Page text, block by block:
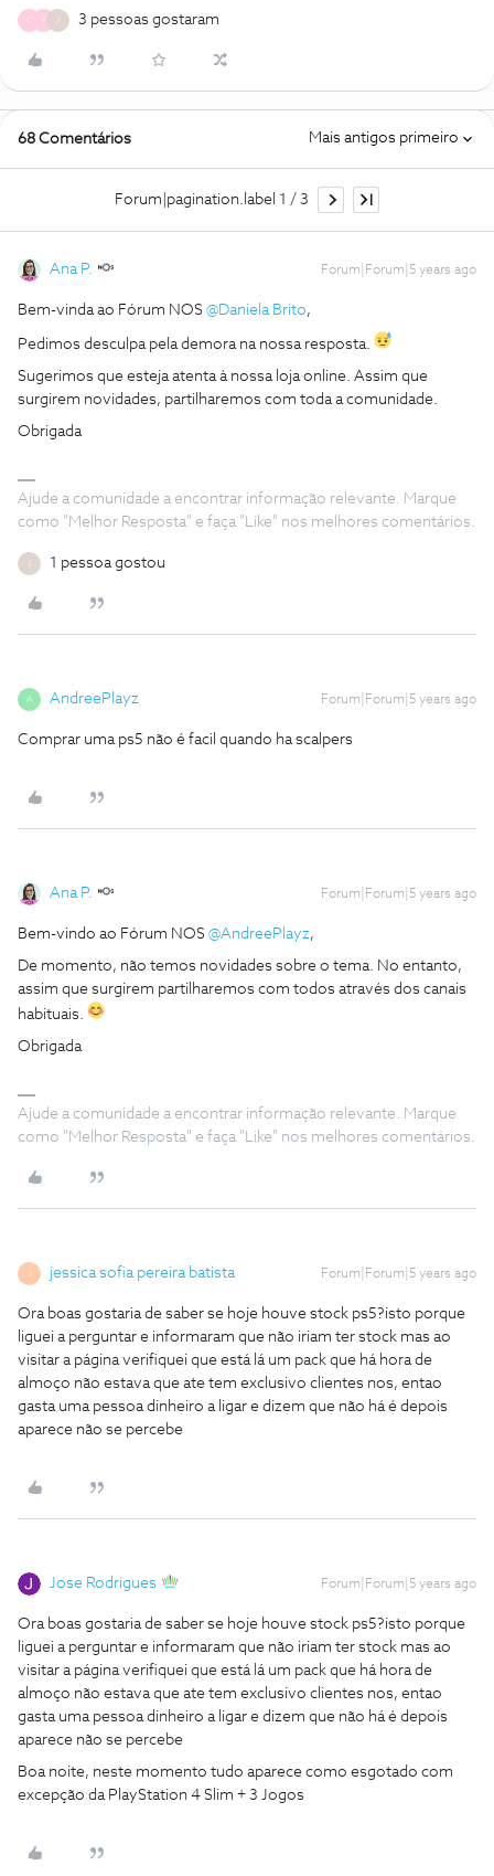
C 3 pessoas gostaram
68 Comentários Mais antigos primeiro
Forum|pagination.label 1 / 3
Ana P. Forum|Forum|5 years ago
Bem-vinda ao Fórum NOS @Daniela Brito,
Pedimos desculpa pela demora na nossa resposta.
Sugerimos que esteja atenta à nossa loja online. Assim que
surgirem novidades, partilharemos com toda a comunidade.
Obrigada
Ajude a comunidade a encontrar informação relevante. Marque
como "Melhor Resposta" e faça "Like" nos melhores comentários.
1 pessoa gostou
A AndreePlayz Forum|Forum|5 years ago
Comprar uma ps5 não é facil quando ha scalpers
Ana P. Forum|Forum|5 years ago
Bem-vindo ao Fórum NOS @AndreePlayz,
De momento, não temos novidades sobre o tema. No entanto,
assim que surgirem partilharemos com todos através dos canais
habituais.
Obrigada
Ajude a comunidade a encontrar informação relevante. Marque
como "Melhor Resposta" e faça "Like" nos melhores comentários.
jessica sofia pereira batista Forum|Forum|5 years ago
Ora boas gostaria de saber se hoje houve stock ps5?isto porque
liguei a perguntar e informaram que não iriam ter stock mas ao
visitar a página verifiquei que está lá um pack que há hora de
almoço não estava que ate tem exclusivo clientes nos, entao
gasta uma pessoa dinheiro a ligar e dizem que não há é depois
aparece não se percebe
Jose Rodrigues Forum|Forum|5 years ago
Ora boas gostaria de saber se hoje houve stock ps5?isto porque
liguei a perguntar e informaram que não iriam ter stock mas ao
visitar a página verifiquei que está lá um pack que há hora de
almoço não estava que ate tem exclusivo clientes nos, entao
gasta uma pessoa dinheiro a ligar e dizem que não há é depois
aparece não se percebe
Boa noite, neste momento tudo aparece como esgotado com
excepção da PlayStation 4 Slim + 3 Jogos